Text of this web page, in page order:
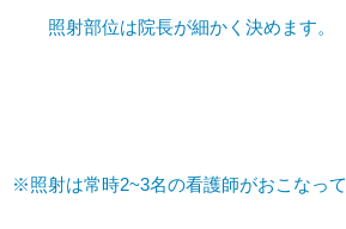
照射部位は院長が細かく決めます。
※照射は常時2~3名の看護師がおこなって